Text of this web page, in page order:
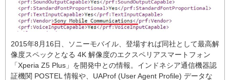
2015年8月16日、ソニーモバイル、登場すれば同社として最高解
像度スペックとなる 4K 解像度のエクスペリアスマートフォン
「Xperia Z5 Plus」を開発中との情報。インドネシア通信機器認
証機関 POSTEL 情報や、UAProf (User Agent Profile) データな